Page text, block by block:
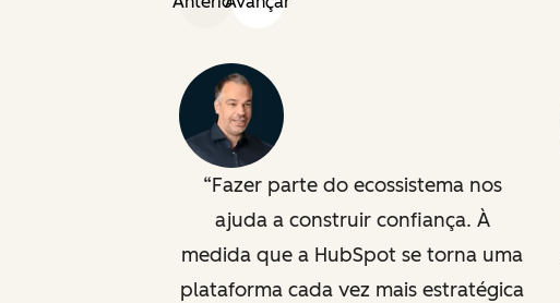
Fazer parte do ecossistema nos
ajuda a construir confiança. À
medida que a HubSpot se torna uma
plataforma cada vez mais estratégica